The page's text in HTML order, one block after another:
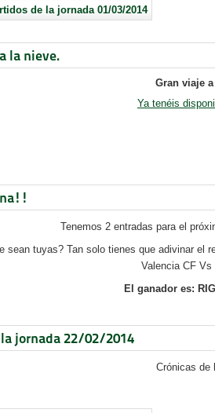
de la jornada 01/03/2014
la nieve.
Gran viaje
Ya tenéis
Tenemos 2 entradas para el
sean tuyas? Tan solo tienes que adivinar el
Valencia CF Vs
El ganador es:
jornada 22/02/2014
Crónicas de